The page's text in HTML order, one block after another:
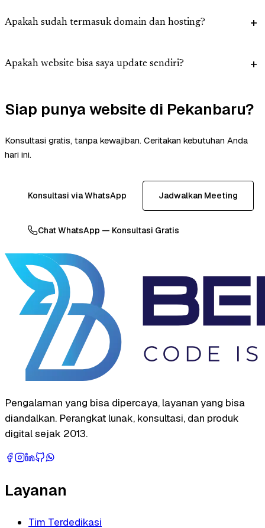
Apakah sudah termasuk domain dan hosting?
Apakah website bisa saya update sendiri?
Siap punya website di Pekanbaru?
Konsultasi gratis, tanpa kewajiban. Ceritakan kebutuhan Anda
hari ini.
Konsultasi via WhatsApp Jadwalkan Meeting
Chat WhatsApp — Konsultasi Gratis
Pengalaman yang bisa dipercaya, layanan yang bisa
diandalkan. Perangkat lunak, konsultasi, dan produk
digital sejak 2013.
Layanan
Tim Terdedikasi